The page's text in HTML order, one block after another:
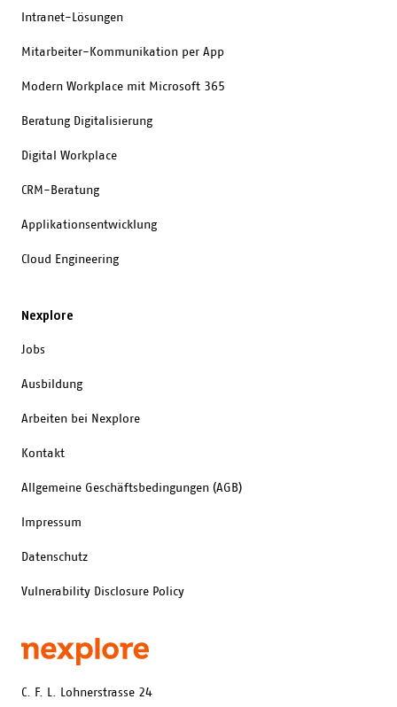
C. F. L. Lohnerstrasse 24
Intranet-Lösungen
Mitarbeiter-Kommunikation per App
Modern Workplace mit Microsoft 365
Beratung Digitalisierung
Digital Workplace
CRM-Beratung
Applikationsentwicklung
Cloud Engineering
Nexplore
Jobs
Ausbildung
Arbeiten bei Nexplore
Kontakt
Allgemeine Geschäftsbedingungen (AGB)
Impressum
Datenschutz
Vulnerability Disclosure Policy